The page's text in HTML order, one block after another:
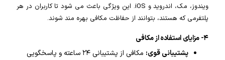
ویندوز، مک، اندروید و iOS. این ویژگی باعث می شود تا کاربران در هر
پلتفرمی که هستند، بتوانند از حفاظت مکافی بهره مند شوند.
۴- مزایای استفاده از مکافی
پشتیبانی قوی:
مکافی از پشتیبانی ۲۴ ساعته و پاسخگویی